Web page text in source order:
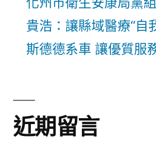
貴浩：讓縣域醫療“自
斯德德系車 讓優質服
近期留言